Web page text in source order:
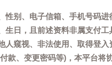
别、电子信箱、手机号码
日，且前述资料非属支付
窥视、非法使用、取得登
款、变更密码等)，本平台